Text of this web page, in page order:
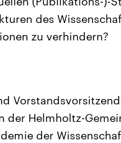
des
zu verhindern?
Helmholtz-
der